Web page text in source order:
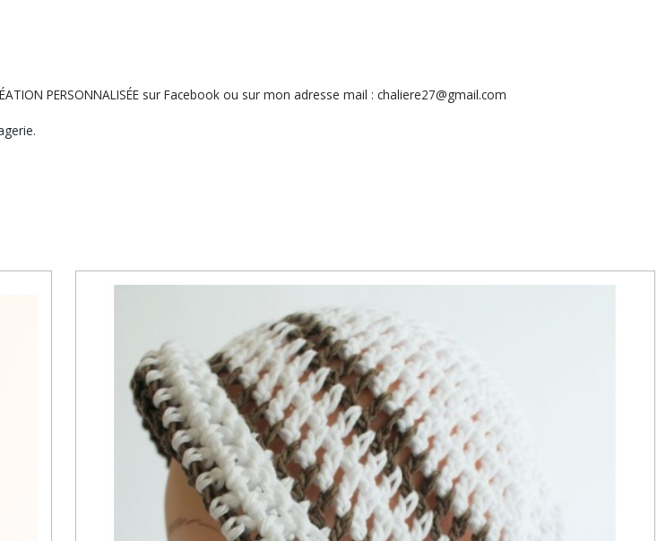
PERSONNALISÉE sur Facebook ou sur mon adresse mail : chaliere27@gmail.com